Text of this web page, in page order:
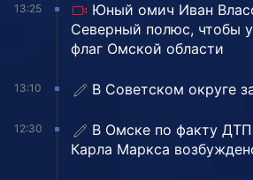
13:25
Юный омич Иван
Северный полюс, чтобы
флаг Омской области
13:10 В Советском округе
12:30
В Омске по факту ДТП
Карла Маркса